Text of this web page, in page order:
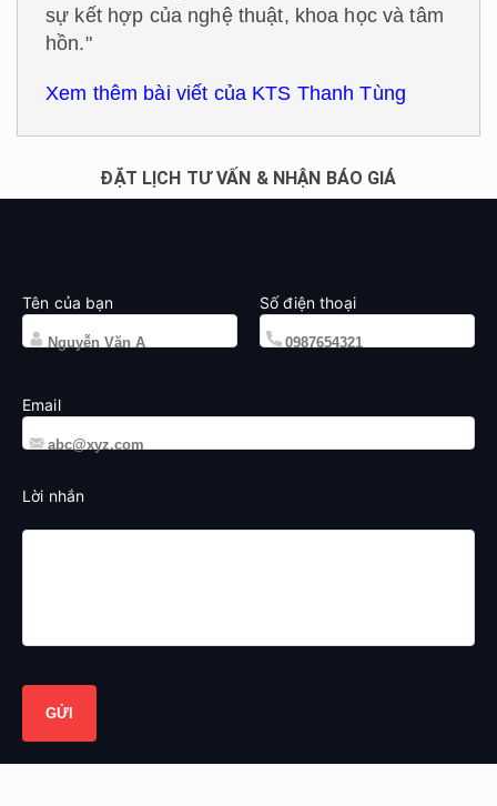
sự kết hợp của nghệ thuật, khoa học và tâm
hồn."
Xem thêm bài viết của KTS Thanh Tùng
ĐẶT LỊCH TƯ VẤN & NHẬN BÁO GIÁ
Tên của bạn Số điện thoại
Email
Lời nhắn